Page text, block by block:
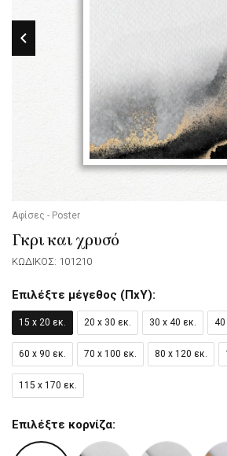
Αφίσες - Poster
Γκρι και χρυσό
ΚΩΔΙΚΟΣ: 101210
Επιλέξτε μέγεθος (ΠxΥ):
15 x 20 εκ. 20 x 30 εκ. 30 x 40 εκ.
60 x 90 εκ. 70 x 100 εκ. 80 x 120 εκ.
115 x 170 εκ.
Επιλέξτε κορνίζα: